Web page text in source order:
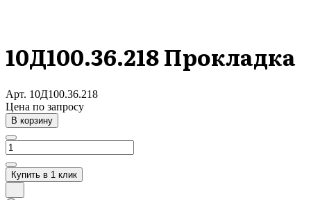
10Д100.36.218 Прокладка
Арт. 10Д100.36.218
Цена по запросу
В корзину
Купить в 1 клик